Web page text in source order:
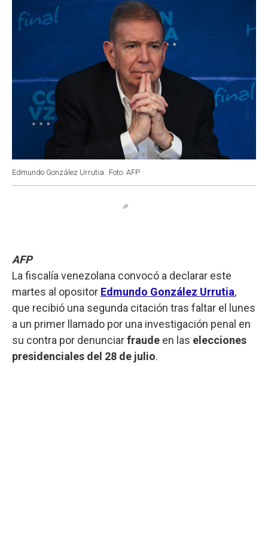
Edmundo González Urrutia. Foto: AFP
AFP
La fiscalía venezolana convocó a declarar este
martes al opositor Edmundo González Urrutia,
que recibió una segunda citación tras faltar el lunes
a un primer llamado por una investigación penal en
su contra por denunciarfraude en las elecciones
presidenciales del 28 de julio.